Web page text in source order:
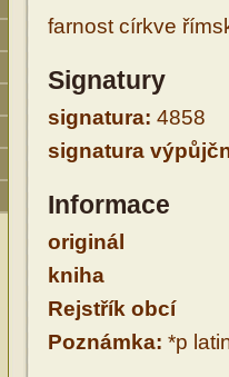
farnost církve
Signatury
signatura: 4858
signatura
Informace
originál
kniha
Rejstřík obcí
Poznámka: *p